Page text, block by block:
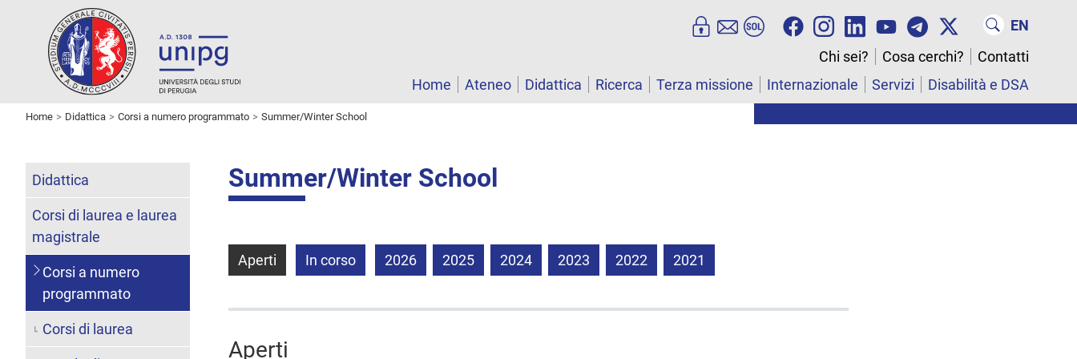
EN
Chi sei?
Cosa cerchi?
Contatti
Home
Ateneo Didattica Ricerca Terza missione Internazionale Servizi Disabilità e DSA
Home Didattica Corsi a numero programmato Summer/Winter School
Summer/Winter School
Aperti In corso 2026 2025 2024 2023 2022 2021
Aperti
Didattica
Corsi di laurea e laurea
magistrale
Corsi a numero
programmato
Corsi di laurea